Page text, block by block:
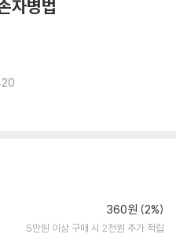
자병법
360원 (2%)
5만원 이상 구매 시 2천원 추가 적립